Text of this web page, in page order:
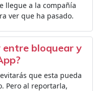
llegue a la compañía
ver que ha pasado.
entre bloquear y
que esta pueda
Pero al reportarla,